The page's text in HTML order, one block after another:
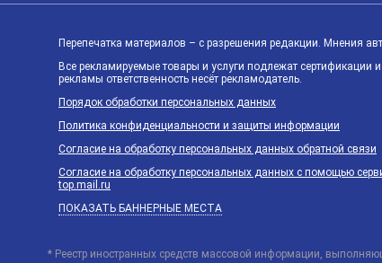
Перепечатка материалов – с разрешения редакции. Мнения
Все рекламируемые товары и услуги подлежат сертификации
рекламы ответственность несёт рекламодатель.
Порядок обработки персональных данных
Политика конфиденциальности и защиты информации
Согласие на обработку персональных данных обратной связи
Согласие на обработку персональных данных с помощью
top.mail.ru
ПОКАЗАТЬ БАННЕРНЫЕ МЕСТА
* Реестр иностранных средств массовой информации,